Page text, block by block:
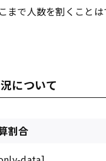
まで人数を割くこと
について
割合